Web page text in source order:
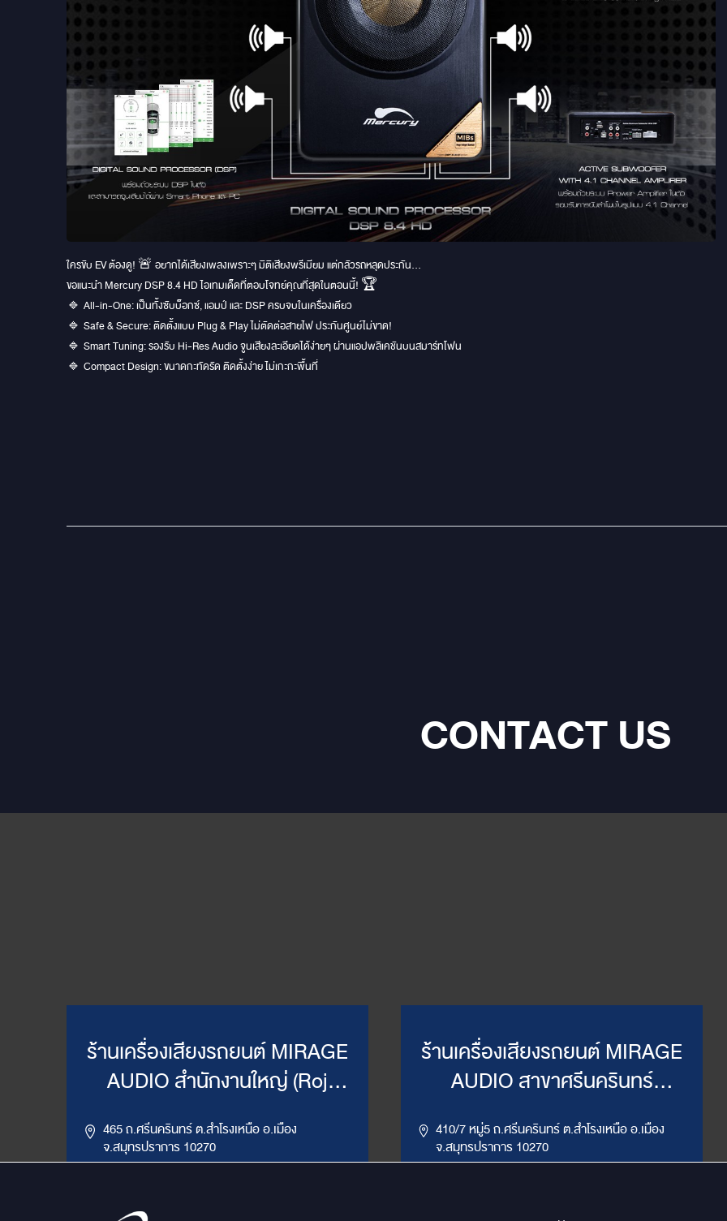
ใครขับ EV ต้องดู! 🚨 อยากได้เสียงเพลงเพราะๆ มิติเสียงพรีเมียม แต่กลัวรถหลุดประกัน...
ขอแนะนำ Mercury DSP 8.4 HD ไอเทมเด็ดที่ตอบโจทย์คุณที่สุดในตอนนี้! 🏆
🔹 All-in-One: เป็นทั้งซับบ็อกซ์, แอมป์ และ DSP ครบจบในเครื่องเดียว
🔹 Safe & Secure: ติดตั้งแบบ Plug & Play ไม่ตัดต่อสายไฟ ประกันศูนย์ไม่ขาด!
🔹 Smart Tuning: รองรับ Hi-Res Audio จูนเสียงละเอียดได้ง่ายๆ ผ่านแอปพลิเคชันบนสมาร์ทโฟน
🔹 Compact Design: ขนาดกะทัดรัด ติดตั้งง่าย ไม่เกะกะพื้นที่
CONTACT US
ร้านเครื่องเสียงรถยนต์ MIRAGE
AUDIO สำนักงานใหญ่ (Roj
465 ถ.ศรีนครินทร์ ต.สำโรงเหนือ อ.เมือง
จ.สมุทรปราการ 10270
LINE ID : @mirageaudio
ร้านเครื่องเสียงรถยนต์ MIRAGE
AUDIO สาขาศรีนครินทร์
410/7 หมู่5 ถ.ศรีนครินทร์ ต.สำโรงเหนือ อ.เมือง
จ.สมุทรปราการ 10270